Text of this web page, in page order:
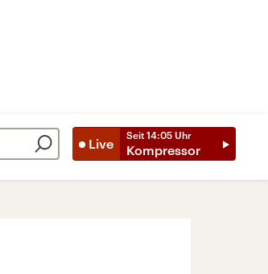
Live
Seit 14:05 Uhr
Kompressor